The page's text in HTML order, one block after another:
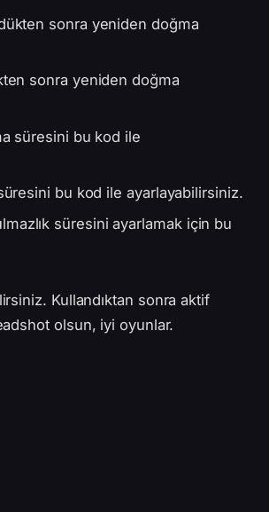
sonra yeniden doğma
sonra yeniden doğma
süresini bu kod ile
bu kod ile ayarlayabilirsiniz.
süresini ayarlamak için bu
Kullandıktan sonra aktif
olsun, iyi oyunlar.